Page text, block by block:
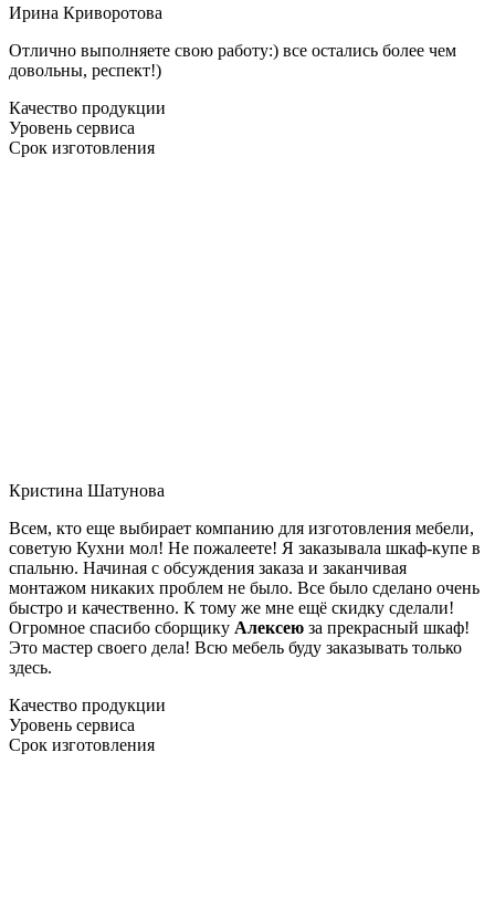
Ирина Криворотова
Отлично выполняете свою работу:) все остались более чем
довольны, респект!)
Качество продукции
Уровень сервиса
Срок изготовления
Кристина Шатунова
Всем, кто еще выбирает компанию для изготовления мебели,
советую Кухни мол! Не пожалеете! Я заказывала шкаф-купе в
спальню. Начиная с обсуждения заказа и заканчивая
монтажом никаких проблем не было. Все было сделано очень
быстро и качественно. К тому же мне ещё скидку сделали!
Огромное спасибо сборщику Алексею за прекрасный шкаф!
Это мастер своего дела! Всю мебель буду заказывать только
здесь.
Качество продукции
Уровень сервиса
Срок изготовления